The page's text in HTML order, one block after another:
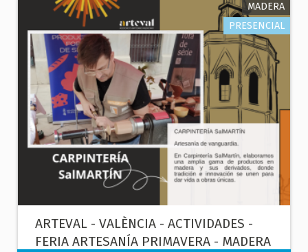
MADERA
ARTEVAL - VALÈNCIA - ACTIVIDADES -
FERIA ARTESANÍA PRIMAVERA - MADERA
PRESENCIAL